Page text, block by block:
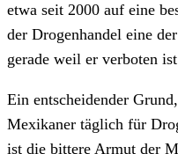
etwa seit 2000 auf eine
der Drogenhandel eine
gerade weil er verboten
Ein entscheidender
Mexikaner täglich für
ist die bittere Armut der